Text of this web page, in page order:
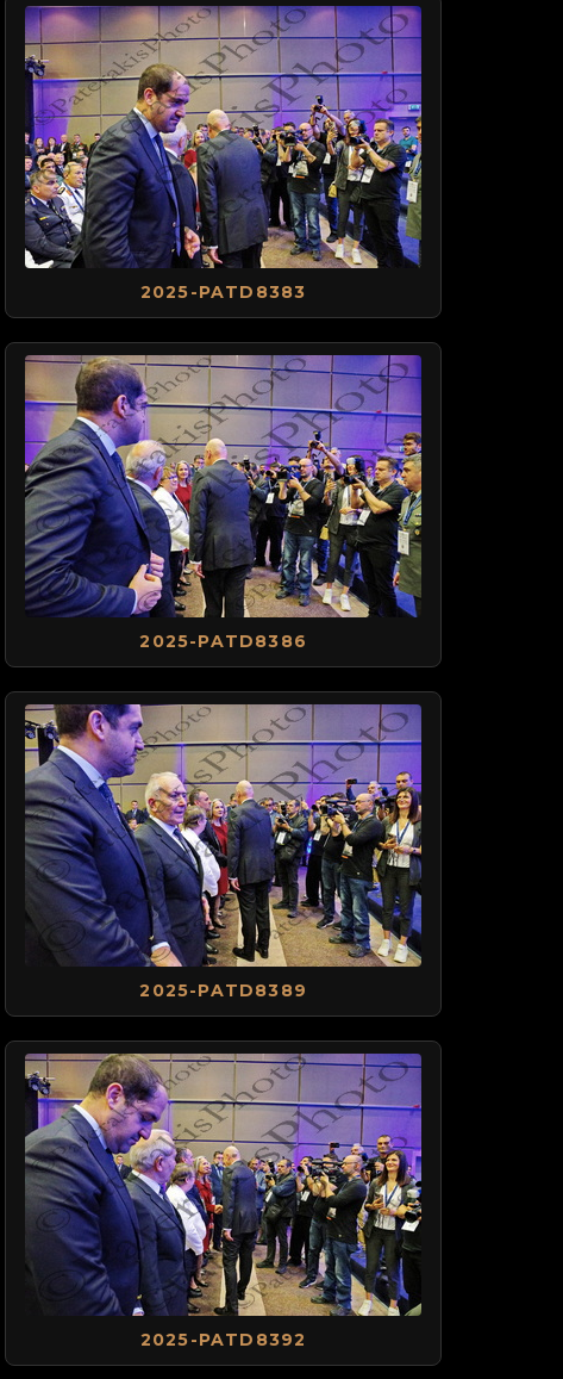
2025-PATD8383
2025-PATD8386
2025-PATD8389
2025-PATD8392